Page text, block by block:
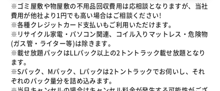
※ゴミ屋敷や物屋敷の不用品回収費用は応相談となりますが、当社
費用が他社より1円でも高い場合はご相談ください!
※各種クレジットカード支払いもご利用いただけます。
※リサイクル家電・パソコン関連、コイル入りマットレス・危険物
(ガス管・ライター等)は除きます。
※載せ放題パックはLLパック以上の2トントラック載せ放題となり
ます。
※Sパック、Mパック、Lパックは2トントラックでお伺いし、それ
ぞれのパック量分を詰め込みます。